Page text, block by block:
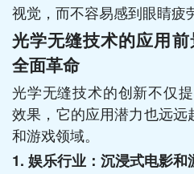
视觉，而不容易感到眼睛疲
光学无缝技术的应用
全面革命
光学无缝技术的创新不仅
效果，它的应用潜力也远
和游戏领域。
1. 娱乐行业：沉浸式电影和